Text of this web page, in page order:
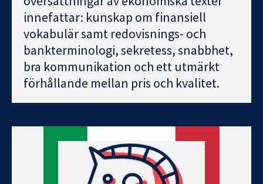
innefattar: kunskap om finansiell
vokabulär samt redovisnings- och
bankterminologi, sekretess, snabbhet,
bra kommunikation och ett utmärkt
förhållande mellan pris och kvalitet.